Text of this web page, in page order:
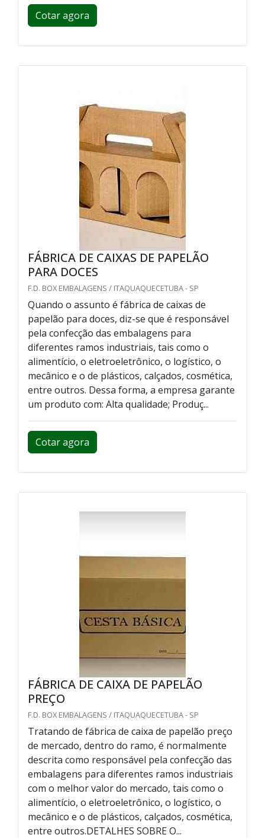
Cotar agora
FÁBRICA DE CAIXAS DE PAPELÃO
PARA DOCES
F.D. BOX EMBALAGENS / ITAQUAQUECETUBA - SP
Quando o assunto é fábrica de caixas de
papelão para doces, diz-se que é responsável
pela confecção das embalagens para
diferentes ramos industriais, tais como o
alimentício, o eletroeletrônico, o logístico, o
mecânico e o de plásticos, calçados, cosmética,
entre outros. Dessa forma, a empresa garante
um produto com: Alta qualidade; Produç...
Cotar agora
FÁBRICA DE CAIXA DE PAPELÃO
PREÇO
F.D. BOX EMBALAGENS / ITAQUAQUECETUBA - SP
Tratando de fábrica de caixa de papelão preço
de mercado, dentro do ramo, é normalmente
descrita como responsável pela confecção das
embalagens para diferentes ramos industriais
com o melhor valor do mercado, tais como o
alimentício, o eletroeletrônico, o logístico, o
mecânico e o de plásticos, calçados, cosmética,
entre outros.DETALHES SOBRE O...